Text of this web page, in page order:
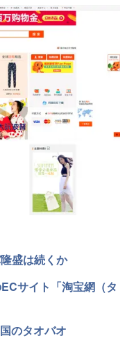
盛は続くか
サイト「淘宝網（タ
のタオバオ